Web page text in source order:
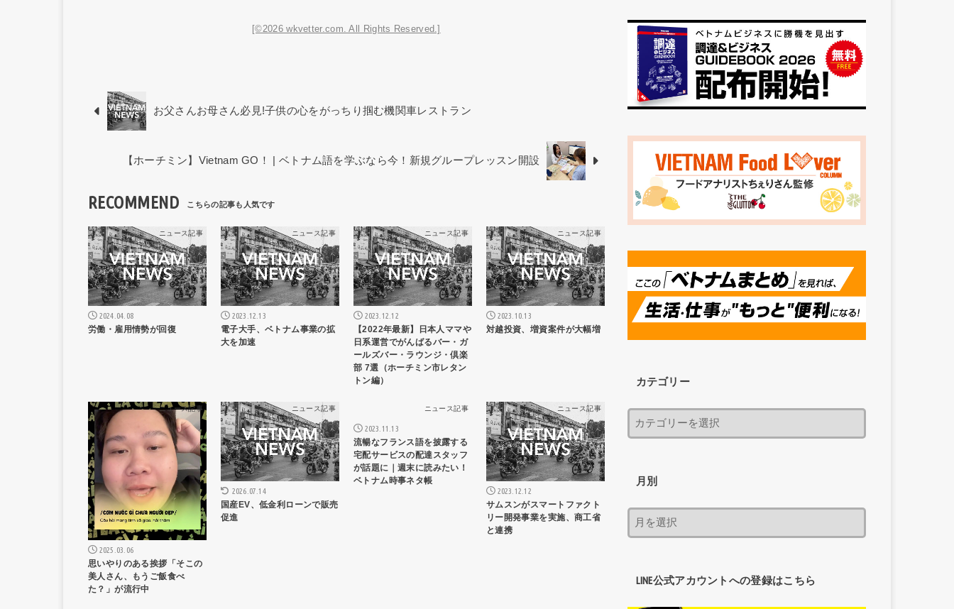
[©2026 wkvetter.com. All Rights Reserved.]
お父さんお母さん必見!子供の心をがっちり掴む機関車レストラン
【ホーチミン】Vietnam GO！ | ベトナム語を学ぶなら今！新規グループレッスン開設
RECOMMEND
ニュース記事
2024.04.08
労働・雇用情勢が回復
ニュース記事
2023.12.13
電子大手、ベトナム事業の拡
大を加速
ニュース記事
2023.12.12
【2022年最新】日本人ママや
日系運営でがんばるバー・ガ
ールズバー・ラウンジ・倶楽
部 7選（ホーチミン市レタン
トン編）
ニュース記事
2023.10.13
対越投資、増資案件が大幅増
ニュース記事
2025.03.06
思いやりのある挨拶「そこの
美人さん、もうご飯食べ
た？」が流行中
ニュース記事
2026.07.14
国産EV、低金利ローンで販売
促進
ニュース記事
2023.11.13
流暢なフランス語を披露する
宅配サービスの配達スタッフ
が話題に｜週末に読みたい！
ベトナム時事ネタ帳
ニュース記事
2023.12.12
サムスンがスマートファクト
リー開発事業を実施、商工省
と連携
カテゴリー
月別
LINE公式アカウントへの登録はこちら